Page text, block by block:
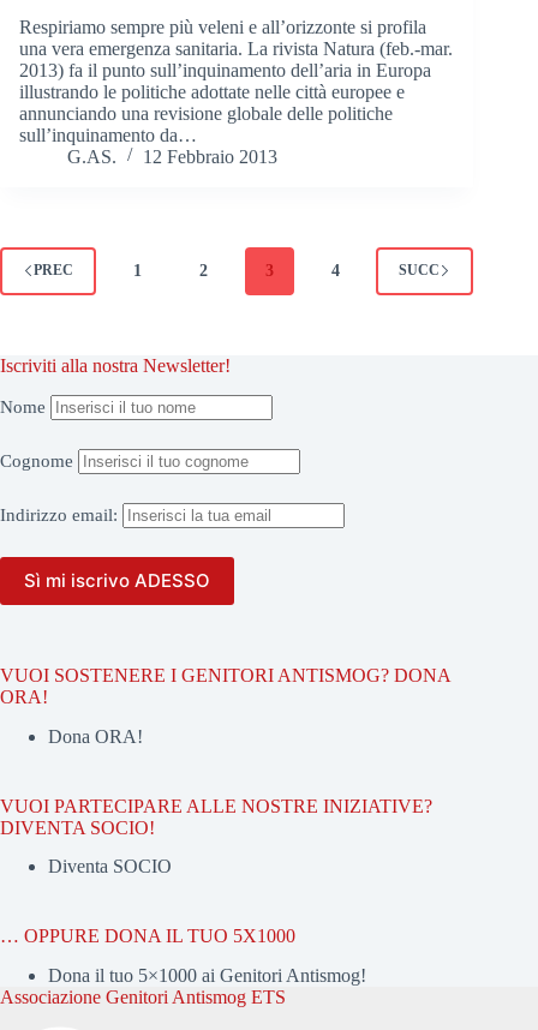
Respiriamo sempre più veleni e all’orizzonte si profila
una vera emergenza sanitaria. La rivista Natura (feb.-mar.
2013) fa il punto sull’inquinamento dell’aria in Europa
illustrando le politiche adottate nelle città europee e
annunciando una revisione globale delle politiche
sull’inquinamento da…
G.AS.
12 Febbraio 2013
PREC 1 2 3 4 SUCC
Iscriviti alla nostra Newsletter!
Nome
Cognome
Indirizzo email:
VUOI SOSTENERE I GENITORI ANTISMOG? DONA
ORA!
Dona ORA!
VUOI PARTECIPARE ALLE NOSTRE INIZIATIVE?
DIVENTA SOCIO!
Diventa SOCIO
… OPPURE DONA IL TUO 5X1000
Dona il tuo 5×1000 ai Genitori Antismog!
Associazione Genitori Antismog ETS